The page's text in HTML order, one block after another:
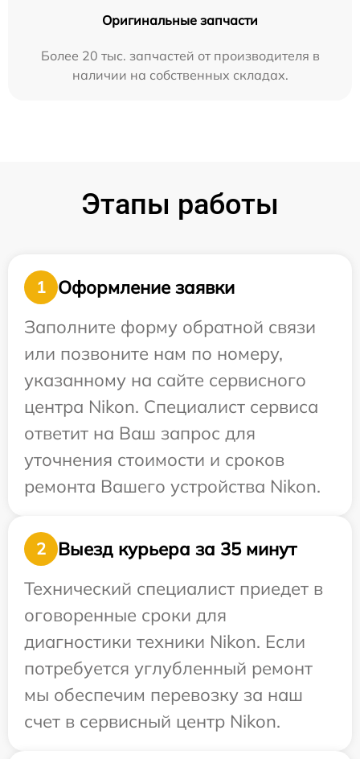
Оригинальные запчасти
Более 20 тыс. запчастей от производителя в
наличии на собственных складах.
Этапы работы
1
Оформление заявки
Заполните форму обратной связи
или позвоните нам по номеру,
указанному на сайте сервисного
центра Nikon. Специалист сервиса
ответит на Ваш запрос для
уточнения стоимости и сроков
ремонта Вашего устройства Nikon.
2
Выезд курьера за 35 минут
Технический специалист приедет в
оговоренные сроки для
диагностики техники Nikon. Если
потребуется углубленный ремонт
мы обеспечим перевозку за наш
счет в сервисный центр Nikon.